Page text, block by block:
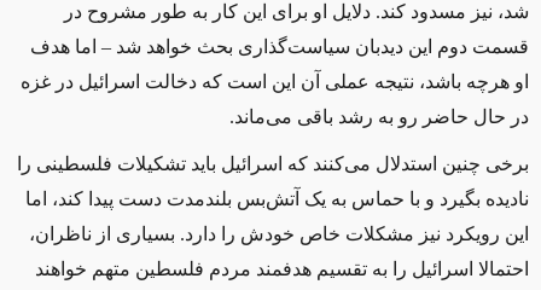
شد، نیز مسدود کند. دلایل او برای این کار به طور مشروح در
قسمت دوم این دیدبان سیاست‌گذاری بحث خواهد شد – اما هدف
او هرچه باشد، نتیجه عملی آن این است که دخالت اسرائیل در غزه
در حال حاضر رو به رشد باقی می‌ماند.
برخی چنین استدلال می‌کنند که اسرائیل باید تشکیلات فلسطینی را
نادیده بگیرد و با حماس به یک آتش‌بس بلندمدت دست پیدا کند، اما
این رویکرد نیز مشکلات خاص خودش را دارد. بسیاری از ناظران،
احتمالا اسرائیل را به تقسیم هدفمند مردم فلسطین متهم خواهند